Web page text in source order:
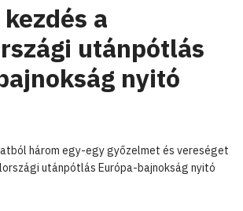
a
utánpótlás
nyitó
három egy-egy győzelmet és vereséget
utánpótlás Európa-bajnokság nyitó